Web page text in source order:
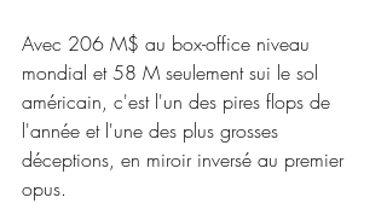
Avec 206 M$ au box-office niveau
mondial et 58 M seulement sui le sol
américain, c'est l'un des pires flops de
l'année et l'une des plus grosses
déceptions, en miroir inversé au premier
opus.